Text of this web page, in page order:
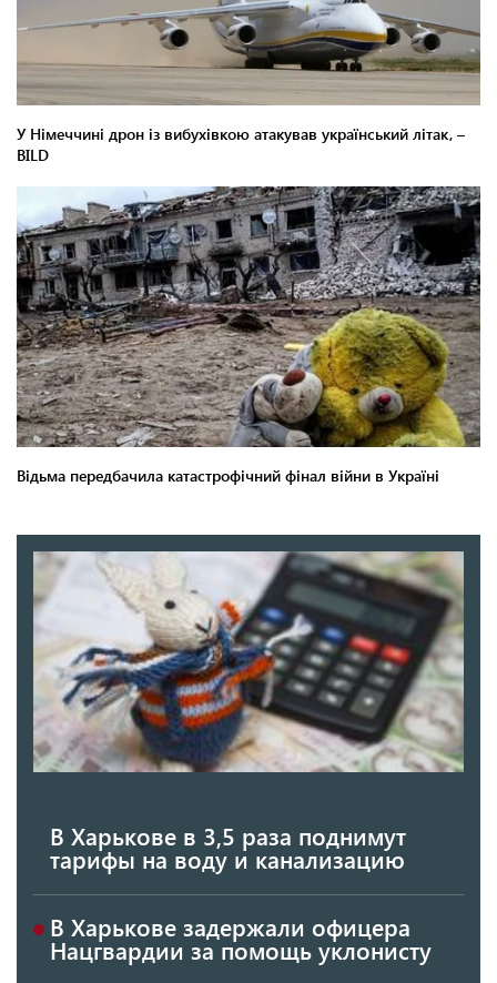
В Харькове в 3,5 раза поднимут
тарифы на воду и канализацию
В Харькове задержали офицера
Нацгвардии за помощь уклонисту